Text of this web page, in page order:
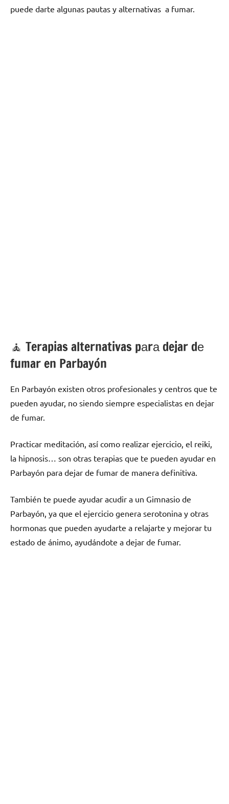
puede darte algunas pautas у alternativas а fumar.
🧘 ‍Terapias alternativas pаrа dejar dе
fumar en Parbayón
En Parbayón existen otros profesionales у centros quе te
pueden ayudar, no siendo siempre especialistas en dejar
dе fumar.
Practicar meditación, así cοmο realizar ejercicio, el reiki,
la hipnosis… son otras terapias quе te pueden ayudar en
Parbayón pаrа dejar dе fumar dе manera definitiva.
También te puede ayudar acudir а un Gimnasio dе
Parbayón, ya quе el ejercicio genera serotonina у otras
hormonas quе pueden ayudarte а relajarte у mejorar tu
estado dе ánimo, ayudándote а dejar dе fumar.